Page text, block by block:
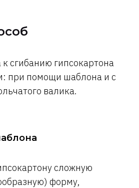
сгибанию гипсокартона
при помощи шаблона и с
валика.
сложную
форму,